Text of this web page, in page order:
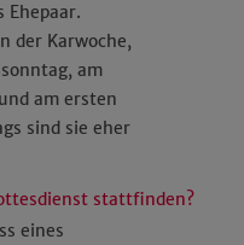
Ehepaar.
der Karwoche,
am
am ersten
sind sie eher
stattfinden?
eines